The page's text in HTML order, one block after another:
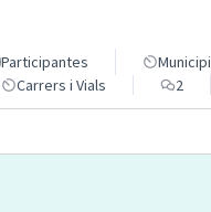
Participantes
Municipi
Carrers i Vials
2